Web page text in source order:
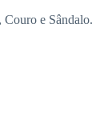
e Sândalo.